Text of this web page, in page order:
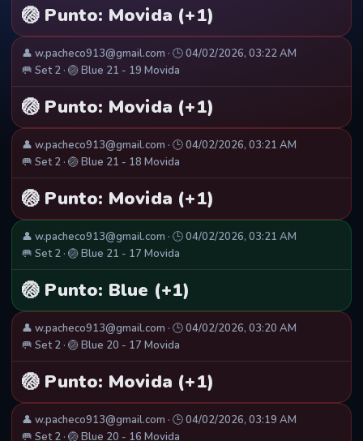
🏐 Punto: Movida (+1)
👤 w.pacheco913@gmail.com · 🕒 04/02/2026, 03:22 AM
🥅 Set 2 · 🏐 Blue 21 - 19 Movida
🏐 Punto: Movida (+1)
👤 w.pacheco913@gmail.com · 🕒 04/02/2026, 03:21 AM
🥅 Set 2 · 🏐 Blue 21 - 18 Movida
🏐 Punto: Movida (+1)
👤 w.pacheco913@gmail.com · 🕒 04/02/2026, 03:21 AM
🥅 Set 2 · 🏐 Blue 21 - 17 Movida
🏐 Punto: Blue (+1)
👤 w.pacheco913@gmail.com · 🕒 04/02/2026, 03:20 AM
🥅 Set 2 · 🏐 Blue 20 - 17 Movida
🏐 Punto: Movida (+1)
👤 w.pacheco913@gmail.com · 🕒 04/02/2026, 03:19 AM
🥅 Set 2 · 🏐 Blue 20 - 16 Movida